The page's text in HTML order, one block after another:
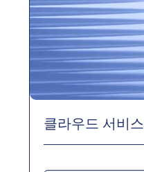
클라우드 서비스